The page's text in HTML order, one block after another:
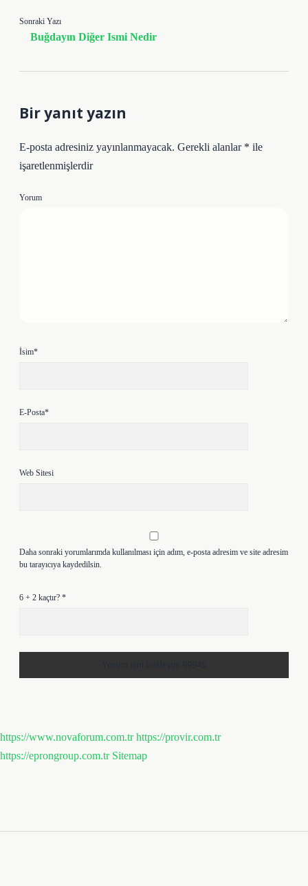
Sonraki Yazı
Buğdayın Diğer Ismi Nedir
Bir yanıt yazın
E-posta adresiniz yayınlanmayacak. Gerekli alanlar * ile
işaretlenmişlerdir
Yorum
İsim*
E-Posta*
Web Sitesi
Daha sonraki yorumlarımda kullanılması için adım, e-posta adresim ve site adresim
bu tarayıcıya kaydedilsin.
6 + 2 kaçtır? *
https://www.novaforum.com.tr https://provir.com.tr
https://eprongroup.com.tr Sitemap